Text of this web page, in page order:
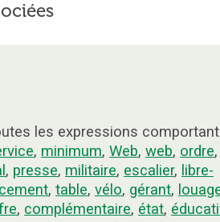
les expressions comportant
, minimum, Web, web, ordre,
, presse, militaire, escalier, libre-
, table, vélo, gérant,
, complémentaire, état,